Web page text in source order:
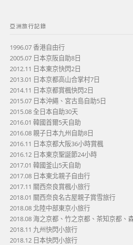
亞洲旅行記錄
1996.07 香港自由行
2005.07 日本京阪自助8日
2012.11 日本東京快閃2日
2013.01 日本京都高山合掌村7日
2014.11 日本京都賞楓快閃2日
2015.07 日本沖繩、宮古島自助5日
2015.08 全日本自助30天
2016.01 韓國首爾5天自助
2016.08 親子日本九州自助8日
2016.11 日本京都大阪36小時賞楓
2016.12 日本東京聖誕節24小時
2017.01 韓國釜山5天自助
2017.08 日本東北親子自由行
2017.11 關西奈良賞楓小旅行
2018.01 關西奈良名古屋親子賞雪旅行
2018.08 北陸中部東京小旅行
2018.08 海之京都、竹之京都、茶知京都、
2018.11 九州快閃小旅行
2018.12 日本快閃小旅行